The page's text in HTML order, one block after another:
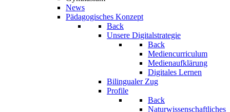
News
Pädagogisches Konzept
Back
Unsere Digitalstrategie
Back
Mediencurriculum
Medienaufklärung
Digitales Lernen
Bilingualer Zug
Profile
Back
Naturwissenschaftliches